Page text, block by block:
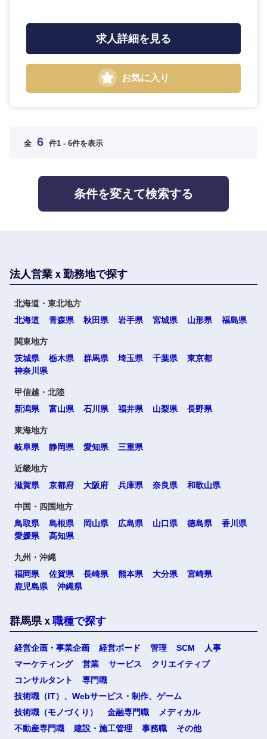
求人詳細を見る
お気に入り
全 6 件1 - 6件を表示
条件を変えて検索する
法人営業ｘ勤務地で探す
北海道・東北地方
北海道
青森県 秋田県 岩手県 宮城県 山形県 福島県
関東地方
茨城県
栃木県 群馬県 埼玉県 千葉県
東京都
神奈川県
甲信越・北陸
新潟県
富山県 石川県 福井県 山梨県 長野県
東海地方
岐阜県
静岡県 愛知県 三重県
近畿地方
滋賀県
京都府 大阪府 兵庫県 奈良県 和歌山県
中国・四国地方
鳥取県
島根県 岡山県 広島県 山口県 徳島県
香川県
愛媛県
高知県
九州・沖縄
福岡県
佐賀県 長崎県 熊本県 大分県
宮崎県
鹿児島県
沖縄県
群馬県ｘ 職種で探す
経営企画・事業企画 経営ボード 管理 SCM
人事
マーケティング
営業 サービス
クリエイティブ
コンサルタント
専門職
技術職（IT）、Webサービス・制作、ゲーム
技術職（モノづくり）
金融専門職
メディカル
不動産専門職
建設・施工管理 事務職 その他